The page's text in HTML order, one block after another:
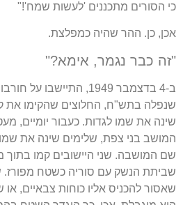
כי הסורים מתכננים 'לעשות שמח'!"
אכן, כן. ההר שהיה כמפלצת.
"זה כבר נגמר, אימא?"
ב-4 בדצמבר התיישבו על
שנפלה בתש"ח, החלוצים שהקימו את
שינה את שמו לגדות. כעבור יומיים,
המושב בני צפת, שלימים שינה את
שם המושבה. שני היישובים קמו
שביתת הנשק עם סוריה כשטח מפורז.
שאסור להכניס אליו כוחות צבאיים, או